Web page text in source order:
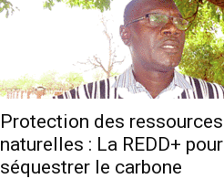
Protection des ressources
naturelles : La REDD+ pour
séquestrer le carbone